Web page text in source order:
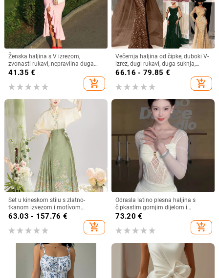
Ženska haljina s V izrezom,
zvonasti rukavi, nepravilna duga
haljina, poliester s elastanom,
41.35 €
add_shopping_cart
Večernja haljina od čipke, duboki V-
izrez, dugi rukavi, duga suknja,
materijal od poliestera/elastana
66.16 - 79.85 €
add_shopping_cart
Set u kineskom stilu s zlatno-
tkanom izvezom i motívom
konjskog profila, proljeće/ljeto
63.03 - 157.76 €
add_shopping_cart
Odrasla latino plesna haljina s
čipkastim gornjim dijelom i
resicama na suknji, najlon 95%+,
naborita tekstura, jesen 2024
73.20 €
add_shopping_cart